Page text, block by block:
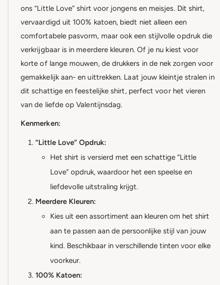
ons “Little Love” shirt voor jongens en meisjes. Dit shirt,
vervaardigd uit 100% katoen, biedt niet alleen een
comfortabele pasvorm, maar ook een stijlvolle opdruk die
verkrijgbaar is in meerdere kleuren. Of je nu kiest voor
korte of lange mouwen, de drukkers in de nek zorgen voor
gemakkelijk aan- en uittrekken. Laat jouw kleintje stralen in
dit schattige en feestelijke shirt, perfect voor het vieren
van de liefde op Valentijnsdag.
Kenmerken:
“Little Love” Opdruk:
Het shirt is versierd met een schattige “Little
Love” opdruk, waardoor het een speelse en
liefdevolle uitstraling krijgt.
Meerdere Kleuren:
Kies uit een assortiment aan kleuren om het shirt
aan te passen aan de persoonlijke stijl van jouw
kind. Beschikbaar in verschillende tinten voor elke
voorkeur.
100% Katoen: